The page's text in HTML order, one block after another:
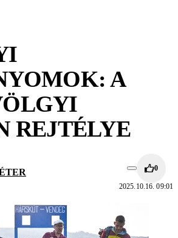
A
REJTÉLYE
0
2025.10.16. 09:01